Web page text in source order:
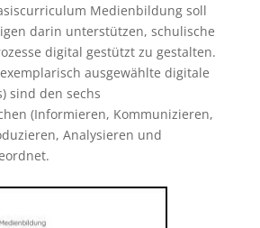
Medienbildung soll
darin unterstützen, schulische
digital gestützt zu gestalten.
ausgewählte digitale
sind den sechs
(Informieren, Kommunizieren,
Analysieren und